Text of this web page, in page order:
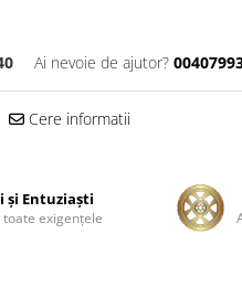
Ai nevoie de ajutor?
Cere informatii
şi Entuziaşti
exigenţele